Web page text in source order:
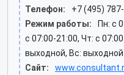
Телефон:
+7 (495)
Режим работы:
Пн: c
c 07:00-21:00, Чт: c
выходной, Вс: выходной
Сайт: